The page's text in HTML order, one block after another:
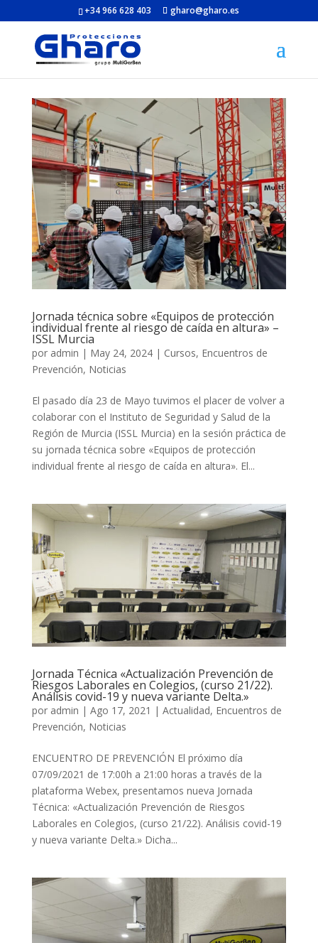
+34 966 628 403 gharo@gharo.es
Jornada técnica sobre «Equipos de protección
individual frente al riesgo de caída en altura» –
ISSL Murcia
por admin | May 24, 2024| Cursos, Encuentros de
Prevención, Noticias
El pasado día 23 de Mayo tuvimos el placer de volver a
colaborar con el Instituto de Seguridad y Salud de la
Región de Murcia (ISSL Murcia) en la sesión práctica de
su jornada técnica sobre «Equipos de protección
individual frente al riesgo de caída en altura». El...
Jornada Técnica «Actualización Prevención de
Riesgos Laborales en Colegios, (curso 21/22).
Análisis covid-19 y nueva variante Delta.»
por admin | Ago 17, 2021 | Actualidad, Encuentros de
Prevención, Noticias
ENCUENTRO DE PREVENCIÓN El próximo día
07/09/2021 de 17:00h a 21:00 horas a través de la
plataforma Webex, presentamos nueva Jornada
Técnica: «Actualización Prevención de Riesgos
Laborales en Colegios, (curso 21/22). Análisis covid-19
y nueva variante Delta.» Dicha...